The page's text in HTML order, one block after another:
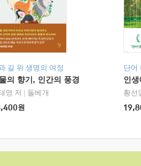
길 위 생명의 여정
의 향기, 인간의 풍경
영 저
돌베개
원
단어
인
황선